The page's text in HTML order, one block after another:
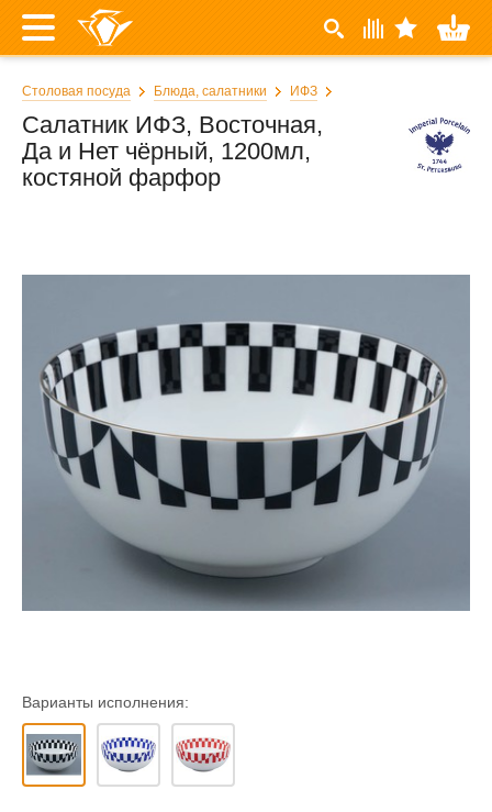
Столовая посуда Блюда, салатники ИФЗ
Салатник ИФЗ, Восточная,
Да и Нет чёрный, 1200мл,
костяной фарфор
Варианты исполнения: